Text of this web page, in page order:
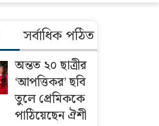
সর্বাধিক পঠিত
অন্তত ২০ ছাত্রীর
‘আপত্তিকর’ ছবি
তুলে প্রেমিককে
পাঠিয়েছেন ঐশী